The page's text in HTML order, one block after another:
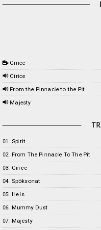
Cirice
Cirice
From the Pinnacle to the Pit
Majesty
01. Spirit
02. From The Pinnacle To The Pit
03. Cirice
04. Spöksonat
05. He Is
06. Mummy Dust
07. Majesty